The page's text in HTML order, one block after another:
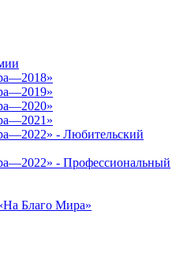
- Любительский
- Профессиональный
Благо Мира»